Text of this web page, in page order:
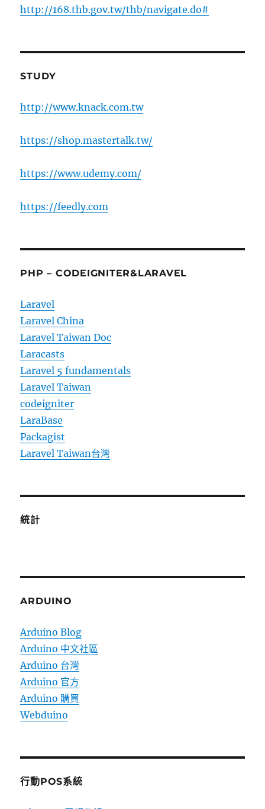
http://168.thb.gov.tw/thb/navigate.do#
STUDY
http://www.knack.com.tw
https://shop.mastertalk.tw/
https://www.udemy.com/
https://feedly.com
PHP – CODEIGNITER&LARAVEL
Laravel
Laravel China
Laravel Taiwan Doc
Laracasts
Laravel 5 fundamentals
Laravel Taiwan
codeigniter
LaraBase
Packagist
Laravel Taiwan台灣
統計
ARDUINO
Arduino Blog
Arduino 中文社區
Arduino 台灣
Arduino 官方
Arduino 購買
Webduino
行動POS系統